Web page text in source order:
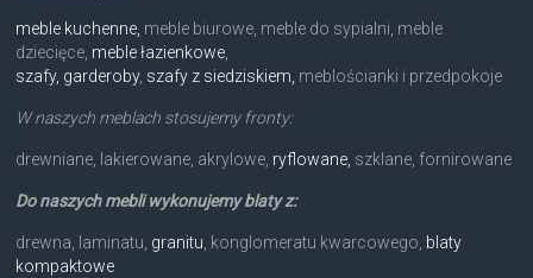
meble kuchenne, meble biurowe, meble do sypialni, meble
dziecięce, meble łazienkowe
szafy, garderoby, szafy z siedziskiem, meblościanki i przedpokoje
W naszych meblach stosujemy fronty:
drewniane, lakierowane, akrylowe, ryflowane, szklane, fornirowane
Do naszych mebli wykonujemy blaty z:
drewna, laminatu, granitu , konglomeratu kwarcowego, blaty
kompaktowe